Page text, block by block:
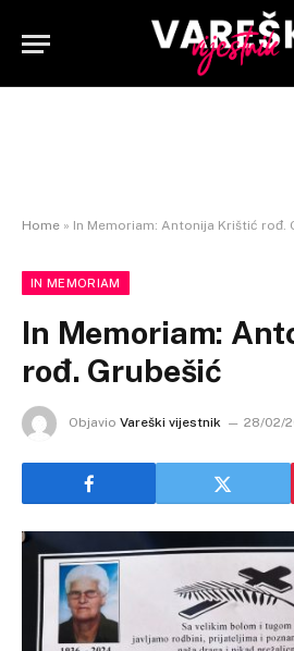
Home » In Memoriam: Antonija Krištić rođ.
IN MEMORIAM
In Memoriam:
rođ. Grubešić
Objavio Vareški vijestnik 28/02/